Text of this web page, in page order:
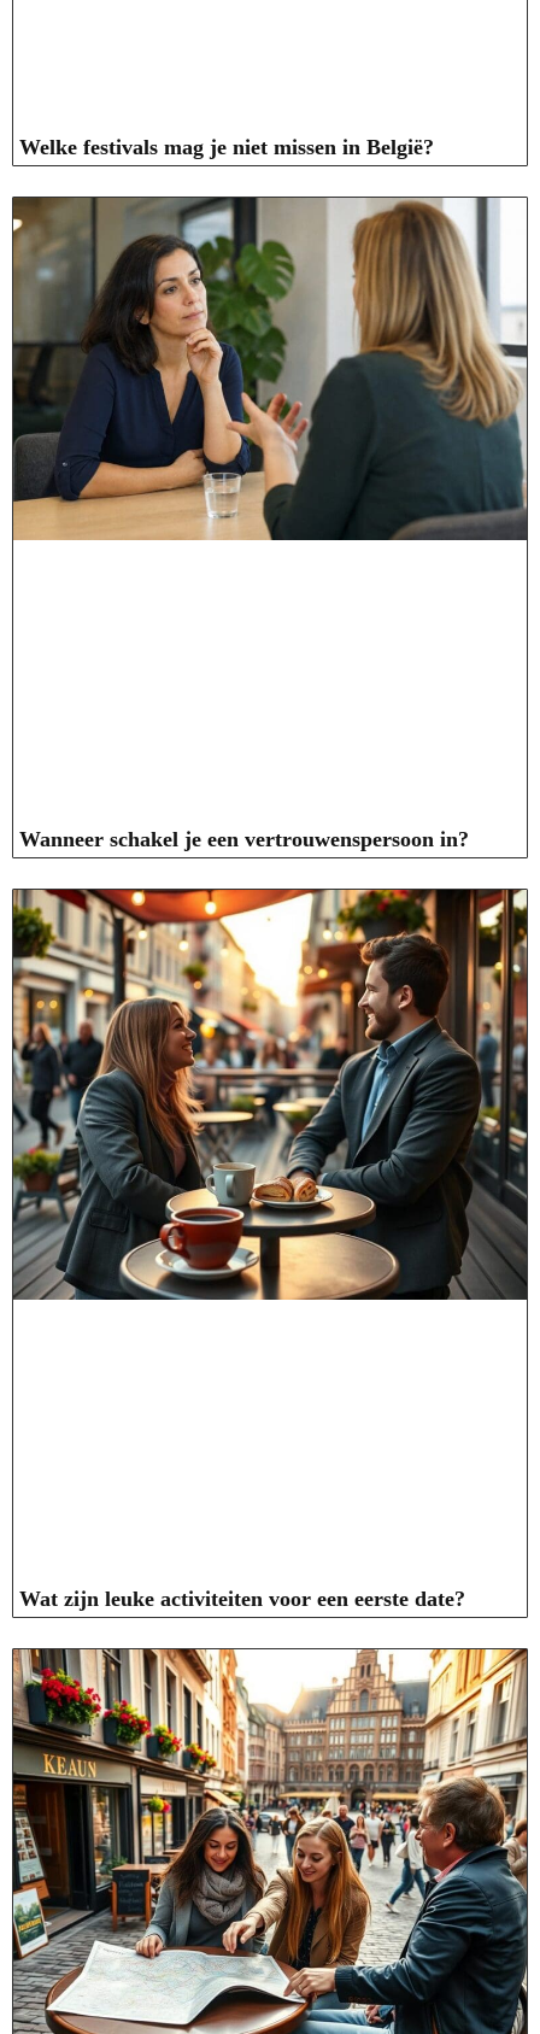
Welke festivals mag je niet missen in België?
Wanneer schakel je een vertrouwenspersoon in?
Wat zijn leuke activiteiten voor een eerste date?